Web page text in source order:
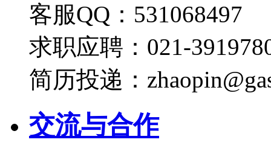
客服QQ：531068497
求职应聘：021-
简历投递：
交流与合作